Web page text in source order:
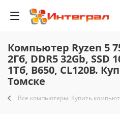
Компьютер Ryzen 5
2Гб, DDR5 32Gb, SSD
1Тб, B650, CL120B.
Томске
Все компьютеры. Купить